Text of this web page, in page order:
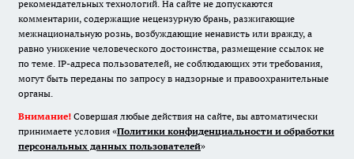
рекомендательных технологий. На сайте не допускаются
комментарии, содержащие нецензурную брань, разжигающие
межнациональную рознь, возбуждающие ненависть или вражду, а
равно унижение человеческого достоинства, размещение ссылок не
по теме. IP-адреса пользователей, не соблюдающих эти требования,
могут быть переданы по запросу в надзорные и правоохранительные
органы.
Внимание! Совершая любые действия на сайте, вы автоматически
принимаете условия «Политики конфиденциальности и обработки
персональных данных пользователей»